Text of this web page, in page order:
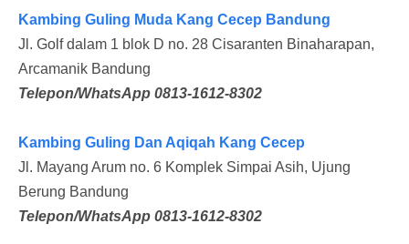
Kambing Guling Muda Kang Cecep Bandung
Jl. Golf dalam 1 blok D no. 28 Cisaranten Binaharapan,
Arcamanik Bandung
Telepon/WhatsApp 0813-1612-8302
Kambing Guling Dan Aqiqah Kang Cecep
Jl. Mayang Arum no. 6 Komplek Simpai Asih, Ujung
Berung Bandung
Telepon/WhatsApp 0813-1612-8302